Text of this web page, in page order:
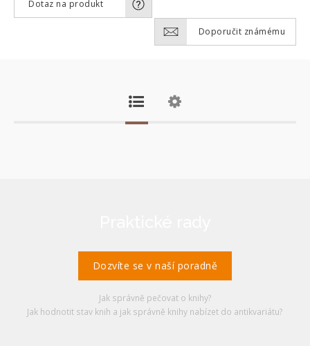
Dotaz na produkt
Doporučit známému
Dozvíte se v naší poradně
Jak správně pečovat o knihy?
Jak hodnotit stav knih a jak správně knihy nabízet do antikvariátu?